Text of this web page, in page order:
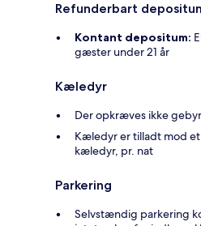
Refunderbart
Kontant depositum:
gæster under 21 år
Kæledyr
Der opkræves ikke
Kæledyr er tilladt mod
kæledyr, pr. nat
Parkering
Selvstændig parkering